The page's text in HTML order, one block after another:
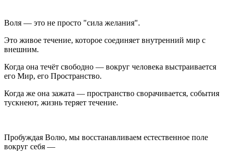
Воля — это не просто "сила желания".
Это живое течение, которое соединяет внутренний мир с
внешним.
Когда она течёт свободно — вокруг человека выстраивается
его Мир, его Пространство.
Когда же она зажата — пространство сворачивается, события
тускнеют, жизнь теряет течение.
Пробуждая Волю, мы восстанавливаем естественное поле
вокруг себя —